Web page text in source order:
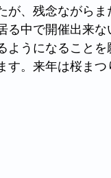
が、残念ながら
中で開催出来な
ようになること
。来年は桜まつ